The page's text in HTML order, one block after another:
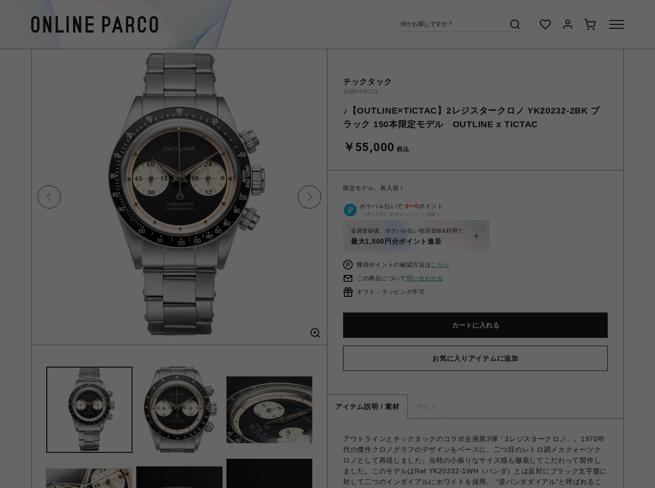
チックタック
福岡PARCO
♪【OUTLINE×TiCTAC】2レジスタークロノ YK20232-2BK ブ
ラック 150本限定モデル OUTLINE x TiCTAC
￥55,000 税込
限定モデル、再入荷！
ポケパル払いで 0〜0ポイント
（1P=1円）※キャンペーン分除く
会員登録後、ポケパル払い初回登録&利用で
最大1,500円分ポイント進呈
獲得ポイントの確認方法はこちら
この商品について 問い合わせる
ギフト：ラッピング不可
カートに入れる
お気に入りアイテムに追加
アイテム説明 / 素材 サイズ
アウトラインとチックタックのコラボ企画第3弾「2レジスタークロノ」。1970年
代の傑作クロノグラフのデザインをベースに、二つ目のレトロ調メカクォーツク
ロノとして再現しました。当時の小振りなサイズ感も徹底してこだわって製作し
ました。このモデルはRef.YK20232-1WH（パンダ）とは反対にブラック文字盤に
対して二つのインダイアルにホワイトを採用。 “逆パンダダイアル”と呼ばれるこ